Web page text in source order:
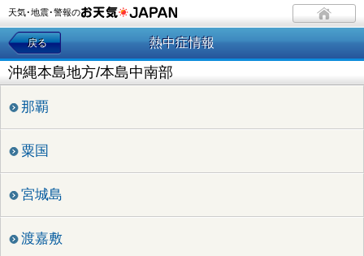
天気･地震･警報の
戻る 熱中症情報
沖縄本島地方/本島中南部
那覇
粟国
宮城島
渡嘉敷